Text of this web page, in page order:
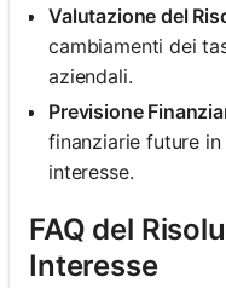
Valutazione del
cambiamenti dei
aziendali.
Previsione
finanziarie future
interesse.
FAQ del
Interesse